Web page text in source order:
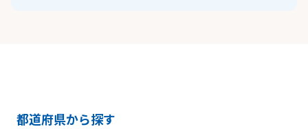
都道府県から探す